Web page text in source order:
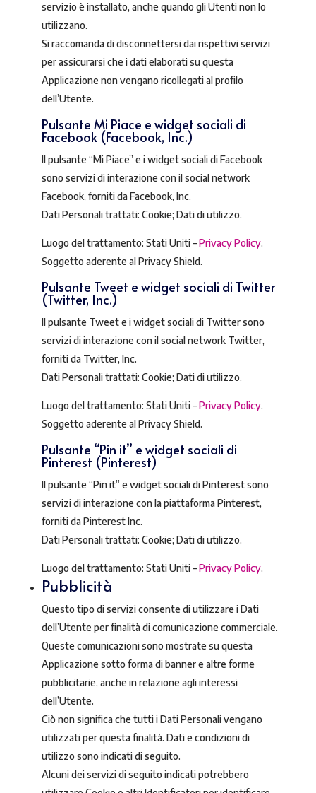
servizio è installato, anche quando gli Utenti non lo
utilizzano.
Si raccomanda di disconnettersi dai rispettivi servizi
per assicurarsi che i dati elaborati su questa
Applicazione non vengano ricollegati al profilo
dell’Utente.
Pulsante Mi Piace e widget sociali di
Facebook (Facebook, Inc.)
Il pulsante “Mi Piace” e i widget sociali di Facebook
sono servizi di interazione con il social network
Facebook, forniti da Facebook, Inc.
Dati Personali trattati: Cookie; Dati di utilizzo.
Luogo del trattamento: Stati Uniti –Privacy Policy.
Soggetto aderente al Privacy Shield.
Pulsante Tweet e widget sociali di Twitter
(Twitter, Inc.)
Il pulsante Tweet e i widget sociali di Twitter sono
servizi di interazione con il social network Twitter,
forniti da Twitter, Inc.
Dati Personali trattati: Cookie; Dati di utilizzo.
Luogo del trattamento: Stati Uniti –Privacy Policy.
Soggetto aderente al Privacy Shield.
Pulsante “Pin it” e widget sociali di
Pinterest (Pinterest)
Il pulsante “Pin it” e widget sociali di Pinterest sono
servizi di interazione con la piattaforma Pinterest,
forniti da Pinterest Inc.
Dati Personali trattati: Cookie; Dati di utilizzo.
Luogo del trattamento: Stati Uniti –Privacy Policy.
Pubblicità
Questo tipo di servizi consente di utilizzare i Dati
dell’Utente per finalità di comunicazione commerciale.
Queste comunicazioni sono mostrate su questa
Applicazione sotto forma di banner e altre forme
pubblicitarie, anche in relazione agli interessi
dell’Utente.
Ciò non significa che tutti i Dati Personali vengano
utilizzati per questa finalità. Dati e condizioni di
utilizzo sono indicati di seguito.
Alcuni dei servizi di seguito indicati potrebbero